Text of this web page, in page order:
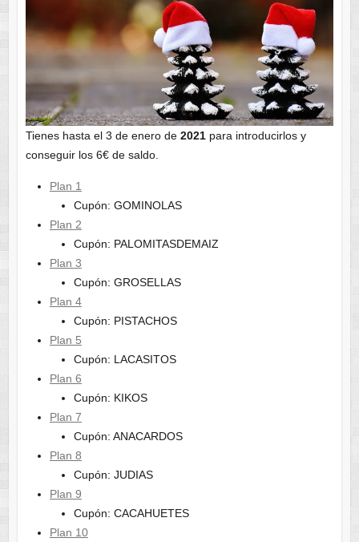
Tienes hasta el 3 de enero de 2021para introducirlos y
conseguir los 6€ de saldo.
Plan 1
Cupón: GOMINOLAS
Plan 2
Cupón: PALOMITASDEMAIZ
Plan 3
Cupón: GROSELLAS
Plan 4
Cupón: PISTACHOS
Plan 5
Cupón: LACASITOS
Plan 6
Cupón: KIKOS
Plan 7
Cupón: ANACARDOS
Plan 8
Cupón: JUDIAS
Plan 9
Cupón: CACAHUETES
Plan 10